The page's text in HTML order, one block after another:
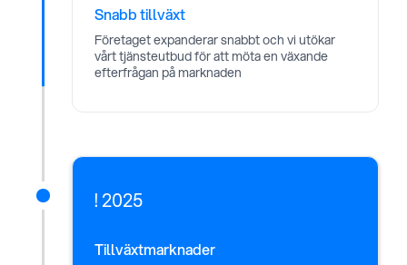
Snabb tillväxt
Företaget expanderar snabbt och vi utökar
vårt tjänsteutbud för att möta en växande
efterfrågan på marknaden
! 2025
Tillväxtmarknader
James was here